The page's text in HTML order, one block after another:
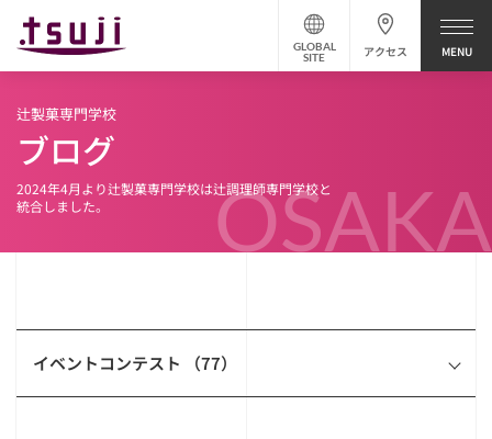
アクセス
GLOBAL
SITE
OSAKA
辻製菓専門学校
ブログ
2024年4月より辻製菓専門学校は辻調理師専門学校と
統合しました。
イベントコンテスト （77）